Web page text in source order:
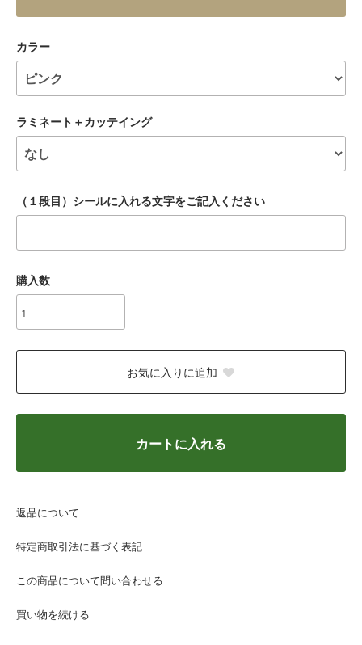
カラー
ラミネート＋カッテイング
（１段目）シールに入れる文字をご記入ください
購入数
お気に入りに追加
カートに入れる
返品について
特定商取引法に基づく表記
この商品について問い合わせる
買い物を続ける